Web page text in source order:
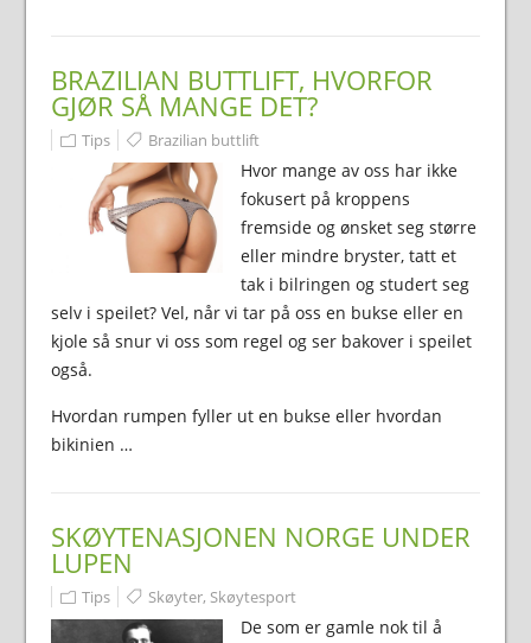
BRAZILIAN BUTTLIFT, HVORFOR
GJØR SÅ MANGE DET?
Tips Brazilian buttlift
Hvor mange av oss har ikke
fokusert på kroppens
fremside og ønsket seg større
eller mindre bryster, tatt et
tak i bilringen og studert seg
selv i speilet? Vel, når vi tar på oss en bukse eller en
kjole så snur vi oss som regel og ser bakover i speilet
også.
Hvordan rumpen fyller ut en bukse eller hvordan
bikinien …
SKØYTENASJONEN NORGE UNDER
LUPEN
Tips Skøyter, Skøytesport
De som er gamle nok til å